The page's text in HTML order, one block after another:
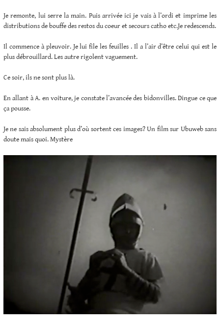
Je remonte, lui serre la main. Puis arrivée ici je vais à l’ordi et imprime les
distributions de bouffe des restos du coeur et secours catho etc.Je redescends.
Il commence à pleuvoir. Je lui file les feuilles . Il a l’air d’être celui qui est le
plus débrouillard. Les autre rigolent vaguement.
Ce soir, ils ne sont plus là.
En allant à A. en voiture, je constate l’avancée des bidonvilles. Dingue ce que
ça pousse.
Je ne sais absolument plus d’où sortent ces images? Un film sur Ubuweb sans
doute mais quoi. Mystère